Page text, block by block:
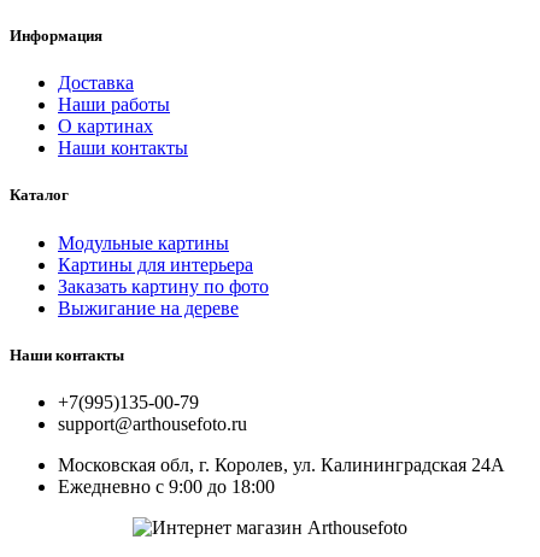
Информация
Доставка
Наши работы
О картинах
Наши контакты
Каталог
Модульные картины
Картины для интерьера
Заказать картину по фото
Выжигание на дереве
Наши контакты
+7(995)135-00-79
support@arthousefoto.ru
Московская обл, г. Королев, ул. Калининградская 24А
Ежедневно с 9:00 до 18:00